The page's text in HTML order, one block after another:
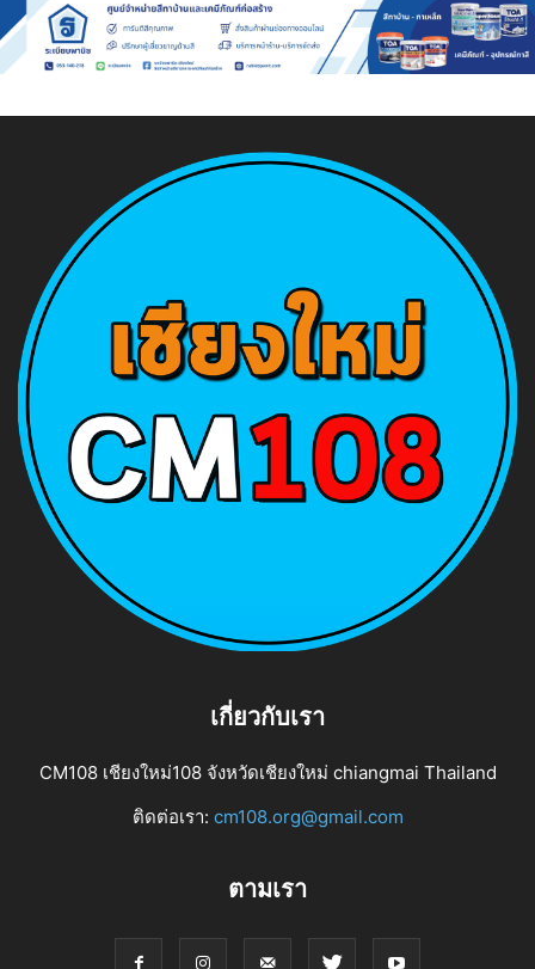
เกี่ยวกับเรา
CM108 เชียงใหม่108 จังหวัดเชียงใหม่ chiangmai Thailand
ติดต่อเรา: cm108.org@gmail.com
ตามเรา